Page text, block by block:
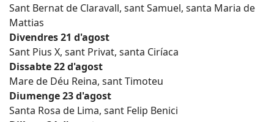
Sant Bernat de Claravall, sant Samuel, santa Maria de
Mattias
Divendres 21 d'agost
Sant Pius X, sant Privat, santa Ciríaca
Dissabte 22 d'agost
Mare de Déu Reina, sant Timoteu
Diumenge 23 d'agost
Santa Rosa de Lima, sant Felip Benici